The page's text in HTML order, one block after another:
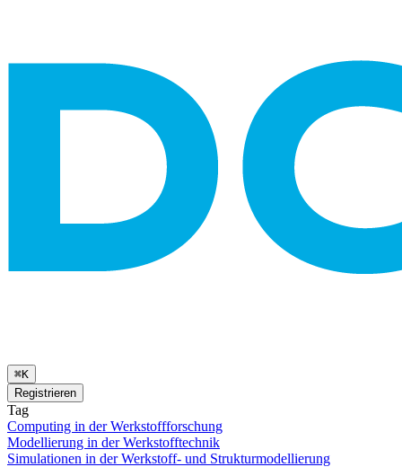
⌘K
Registrieren
Tag
Computing in der Werkstoffforschung
Modellierung in der Werkstofftechnik
Simulationen in der Werkstoff- und Strukturmodellierung